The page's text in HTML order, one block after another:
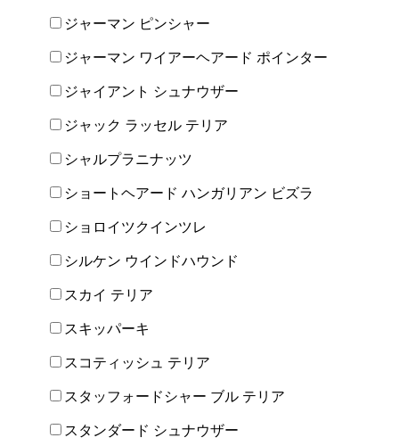
ジャーマン ピンシャー
ジャーマン ワイアーヘアード ポインター
ジャイアント シュナウザー
ジャック ラッセル テリア
シャルプラニナッツ
ショートヘアード ハンガリアン ビズラ
ショロイツクインツレ
シルケン ウインドハウンド
スカイ テリア
スキッパーキ
スコティッシュ テリア
スタッフォードシャー ブル テリア
スタンダード シュナウザー